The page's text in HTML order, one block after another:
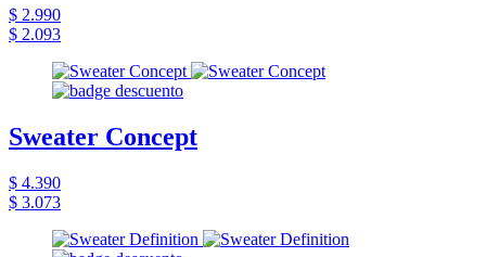
$ 2.990
$ 2.093
Sweater Concept
$ 4.390
$ 3.073